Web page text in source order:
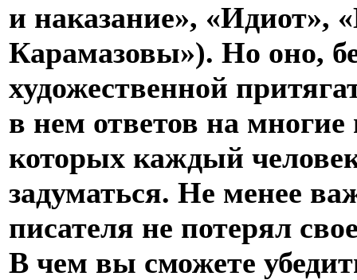
и наказание», «Идиот»,
Карамазовы»). Но оно,
художественной
в нем ответов на многие
которых каждый
задуматься. Не менее
писателя не потерял
В чем вы сможете